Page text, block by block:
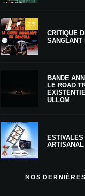
7.5
CRITIQUE
SANGLANT
BANDE
LE ROAD
ULLOM
ESTIVALES
NOS